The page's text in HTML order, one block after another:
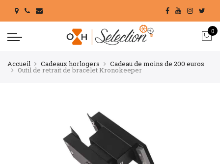
0
Accueil Cadeaux horlogers Cadeau de moins de 200 euros
Outil de retrait de bracelet Kronokeeper